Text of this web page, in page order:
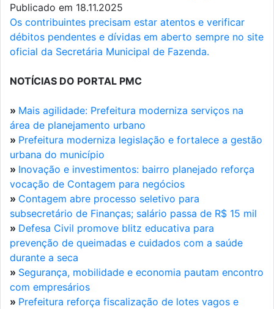
Publicado em 18.11.2025
Os contribuintes precisam estar atentos e verificar
débitos pendentes e dívidas em aberto sempre no site
oficial da Secretária Municipal de Fazenda.
NOTÍCIAS DO PORTAL PMC
» Mais agilidade: Prefeitura moderniza serviços na
área de planejamento urbano
» Prefeitura moderniza legislação e fortalece a gestão
urbana do município
» Inovação e investimentos: bairro planejado reforça
vocação de Contagem para negócios
» Contagem abre processo seletivo para
subsecretário de Finanças; salário passa de R$ 15 mil
» Defesa Civil promove blitz educativa para
prevenção de queimadas e cuidados com a saúde
durante a seca
» Segurança, mobilidade e economia pautam encontro
com empresários
» Prefeitura reforça fiscalização de lotes vagos e